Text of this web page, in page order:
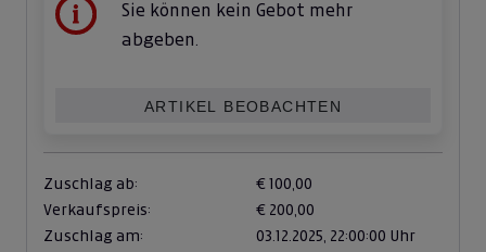
Sie können kein Gebot mehr
abgeben.
ARTIKEL BEOBACHTEN
Zuschlag ab:
€ 100,00
Verkaufspreis:
€ 200,00
Zuschlag am:
03.12.2025, 22:00:00 Uhr